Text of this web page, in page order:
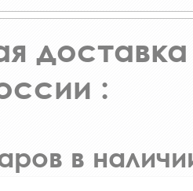
доставка
:
в